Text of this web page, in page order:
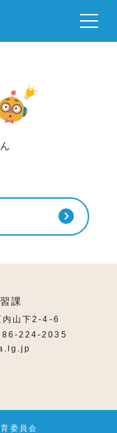
課
山下2-4-6
224-2035
委員会